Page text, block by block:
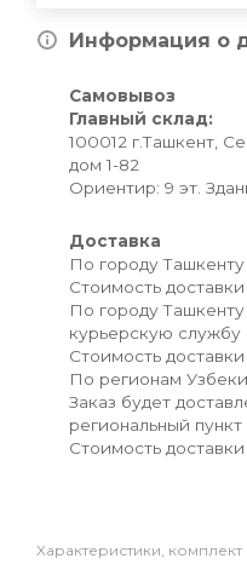
Информация о
Самовывоз
Главный склад:
100012 г.Ташкент,
дом 1-82
Ориентир: 9 эт.
Доставка
По городу Ташкенту
Стоимость
По городу
курьерскую службу
Стоимость
По регионам
Заказ будет
региональный пункт
Стоимость
Xарактеристики,